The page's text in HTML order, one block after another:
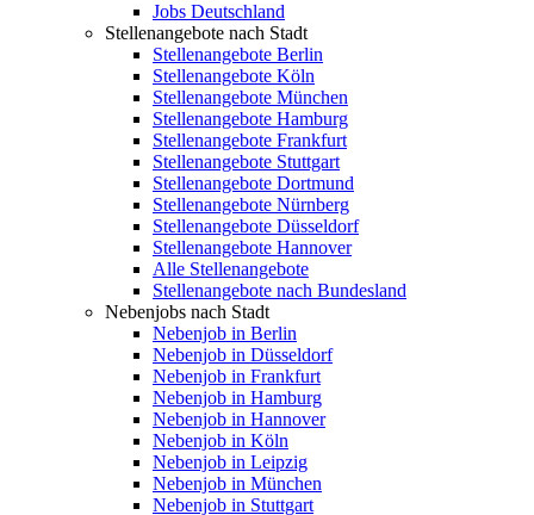
Jobs Deutschland
Stellenangebote nach Stadt
Stellenangebote Berlin
Stellenangebote Köln
Stellenangebote München
Stellenangebote Hamburg
Stellenangebote Frankfurt
Stellenangebote Stuttgart
Stellenangebote Dortmund
Stellenangebote Nürnberg
Stellenangebote Düsseldorf
Stellenangebote Hannover
Alle Stellenangebote
Stellenangebote nach Bundesland
Nebenjobs nach Stadt
Nebenjob in Berlin
Nebenjob in Düsseldorf
Nebenjob in Frankfurt
Nebenjob in Hamburg
Nebenjob in Hannover
Nebenjob in Köln
Nebenjob in Leipzig
Nebenjob in München
Nebenjob in Stuttgart